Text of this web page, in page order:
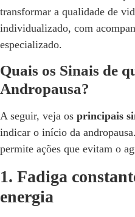
transformar a qualidade de
individualizado, com
especializado.
Quais os Sinais de
Andropausa?
A seguir, veja os principais
indicar o início da
permite ações que evitam o
1. Fadiga
energia